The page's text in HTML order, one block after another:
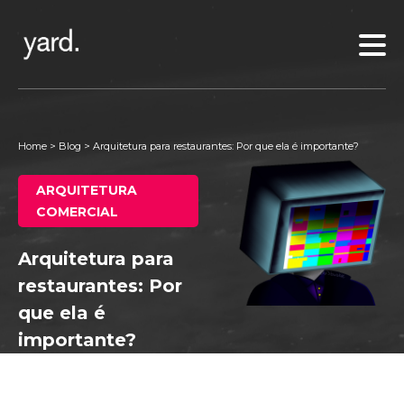
Home > Blog > Arquitetura para restaurantes: Por que ela é importante?
ARQUITETURA
COMERCIAL
Arquitetura para
restaurantes: Por
que ela é
importante?